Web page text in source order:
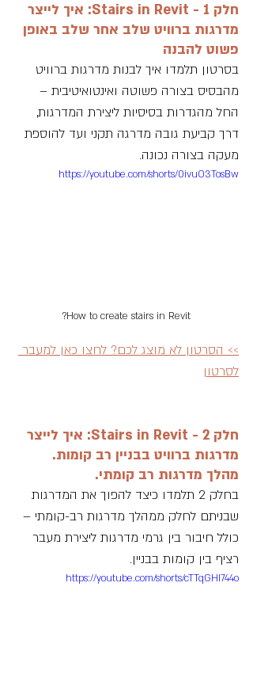
חלק 1 - Stairs in Revit: איך לייצר
מדרגות ברוויט שלב אחר שלב באופן
פשוט להבנה
בסרטון תלמדו איך לבנות מדרגות ברוויט
מהבסיס בצורה פשוטה ואינטואיטיבית –
החל מהגדרות בסיסיות ליצירת המדרגות,
דרך קביעת גובה מדרגה תקני ועד להוספת
מעקה בצורה נכונה.
https://youtube.com/shorts/0ivuO3TosBw
How to create stairs in Revit?
>> הסרטון לא מוצג לכם? לחצו כאן למעבר
לסרטון
חלק 2 - Stairs in Revit: איך לייצר
מדרגות ברוויט בבניין רב קומות.
מהלך מדרגות רב קומתי.
בחלק 2 תלמדו כיצד להפוך את המדרגות
שבניתם לחלק ממהלך מדרגות רב-קומתי –
כולל חיבור בין גרמי מדרגות ליצירת מעבר
רציף בין קומות בבניין.
https://youtube.com/shorts/cTTqGHI744o